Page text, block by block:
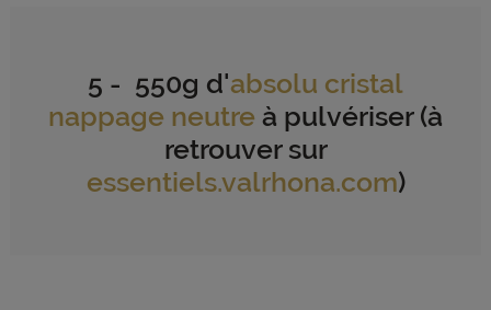
5 - 550g d'absolu cristal
nappage neutre à pulvériser (à
retrouver sur
essentiels.valrhona.com)